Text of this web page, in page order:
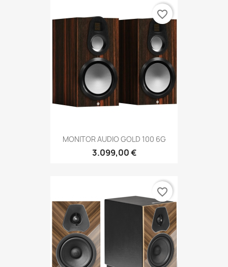
MONITOR AUDIO GOLD 100 6G
3.099,00 €
favorite_border
favorite_border